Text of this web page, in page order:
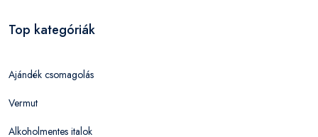
Top kategóriák
Ajándék csomagolás
Vermut
Alkoholmentes italok